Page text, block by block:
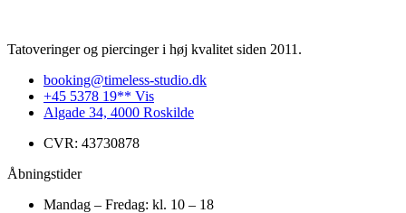
Tatoveringer og piercinger i høj kvalitet siden 2011.
booking@timeless-studio.dk
+45 5378 19** Vis
Algade 34, 4000 Roskilde
CVR: 43730878
Åbningstider
Mandag – Fredag: kl. 10 – 18